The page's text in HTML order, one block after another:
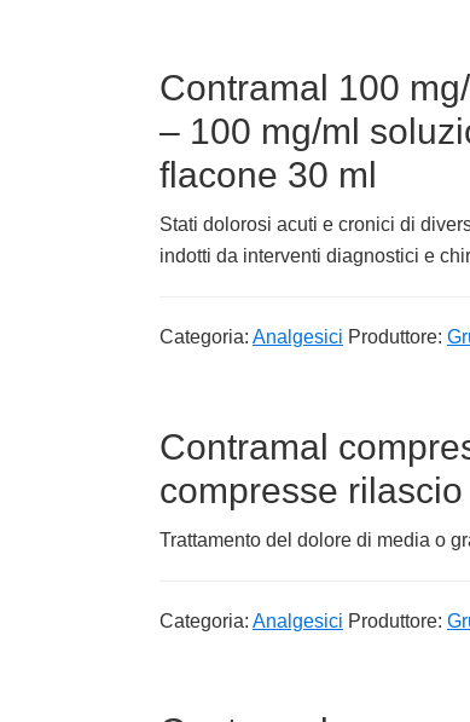
Contramal 100
– 100 mg/ml
flacone 30 ml
Stati dolorosi acuti e cronici di
indotti da interventi diagnostici e
Categoria: Analgesici Produttore:
Contramal
compresse
Trattamento del dolore di media o
Categoria: Analgesici Produttore: